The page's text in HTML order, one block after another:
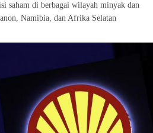
saham di berbagai wilayah minyak dan
Namibia, dan Afrika Selatan